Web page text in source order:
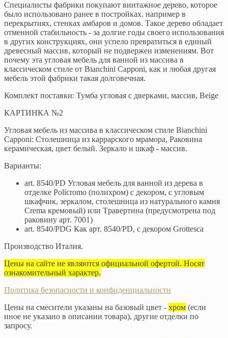
Специалисты фабрики покупают винтажное дерево, которое
было использовано ранее в постройках. например в
перекрытиях, стенках амбаров и домов. Такое дерево обладает
отменной стабильность - за долгие годы своего использования
в других конструкциях, они успело превратиться в единый
древесный массив, который не подвержен изменениям. Вот
почему эта угловая мебель для ванной из массива в
классическом стиле от Bianchini Capponi, как и любая другая
мебель этой фабрики такая долговечная.
Комплект поставки: Тумба угловая с дверками, массив, Beige
КАРТИНКА №2
Угловая мебель из массива в классическом стиле Bianchini
Capponi: Столешница из каррарского мрамора, Раковина
керамическая, цвет белый. Зеркало и шкаф - массив.
Варианты:
art. 8540/PD Угловая мебель для ванной из дерева в
отделке Policromo (полихром) с декором, с угловым
шкафчик, зеркалом, столешница из натурального камня
Crema кремовый) или Tравертина (предусмотрена под
раковину арт. 7001)
art. 8540/PDG Как арт. 8540/PD, с декором Grottesca
Производство Италия.
Цены на сайте не являются официальной офертой. Носят
ознакомительный характер.
Политика безопасности и конфиденциальности
Цены на смесители указаны на базовый цвет - хром (если
иное не указано в описании товара), другие отделки по
запросу.